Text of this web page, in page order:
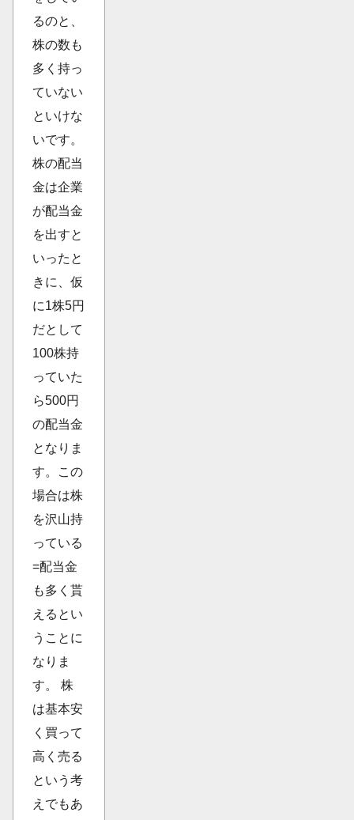
るのと、
株の数も
多く持っ
ていない
といけな
いです。
株の配当
金は企業
が配当金
を出すと
いったと
きに、仮
に1株5円
だとして
100株持
っていた
ら500円
の配当金
となりま
す。この
場合は株
を沢山持
っている
=配当金
も多く貰
えるとい
うことに
なりま
す。 株
は基本安
く買って
高く売る
という考
えでもあ